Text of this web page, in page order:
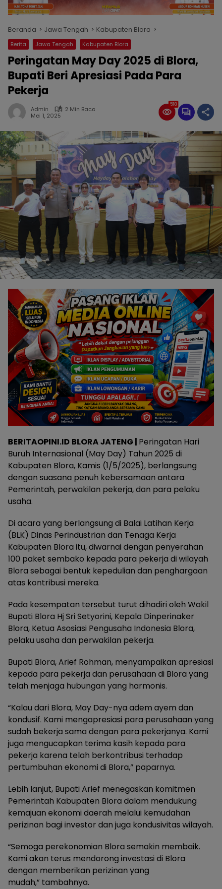
Beranda Jawa Tengah Kabupaten Blora
Berita Jawa Tengah Kabupaten Blora
Peringatan May Day 2025 di Blora,
Bupati Beri Apresiasi Pada Para
Pekerja
Admin
2 Min Baca
Mei 1, 2025
518
BERITAOPINI.ID BLORA JATENG | Peringatan Hari
Buruh Internasional (May Day) Tahun 2025 di
Kabupaten Blora, Kamis (1/5/2025), berlangsung
dengan suasana penuh kebersamaan antara
Pemerintah, perwakilan pekerja, dan para pelaku
usaha.
Di acara yang berlangsung di Balai Latihan Kerja
(BLK) Dinas Perindustrian dan Tenaga Kerja
Kabupaten Blora itu, diwarnai dengan penyerahan
100 paket sembako kepada para pekerja di wilayah
Blora sebagai bentuk kepedulian dan penghargaan
atas kontribusi mereka.
Pada kesempatan tersebut turut dihadiri oleh Wakil
Bupati Blora Hj Sri Setyorini, Kepala Dinperinaker
Blora, Ketua Asosiasi Pengusaha Indonesia Blora,
pelaku usaha dan perwakilan pekerja.
Bupati Blora, Arief Rohman, menyampaikan apresiasi
kepada para pekerja dan perusahaan di Blora yang
telah menjaga hubungan yang harmonis.
“Kalau dari Blora, May Day-nya adem ayem dan
kondusif. Kami mengapresiasi para perusahaan yang
sudah bekerja sama dengan para pekerjanya. Kami
juga mengucapkan terima kasih kepada para
pekerja karena telah berkontribusi terhadap
pertumbuhan ekonomi di Blora,” paparnya.
Lebih lanjut, Bupati Arief menegaskan komitmen
Pemerintah Kabupaten Blora dalam mendukung
kemajuan ekonomi daerah melalui kemudahan
perizinan bagi investor dan juga kondusivitas wilayah.
“Semoga perekonomian Blora semakin membaik.
Kami akan terus mendorong investasi di Blora
dengan memberikan perizinan yang
mudah,” tambahnya.